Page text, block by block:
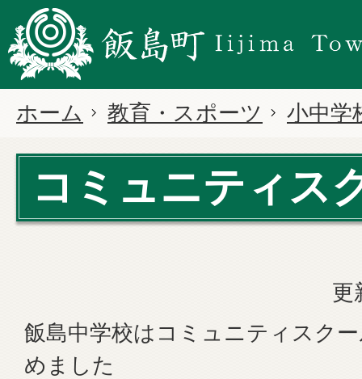
ホーム 教育・スポーツ 小中学
コミュニティス
更
飯島中学校はコミュニティスク
めました